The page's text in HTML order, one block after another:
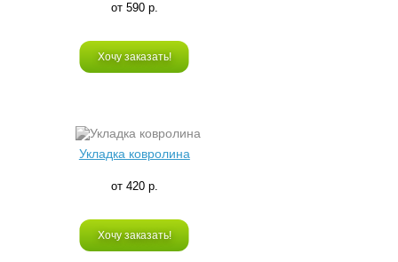
от 590 р.
Хочу заказать!
Укладка ковролина
от 420 р.
Хочу заказать!